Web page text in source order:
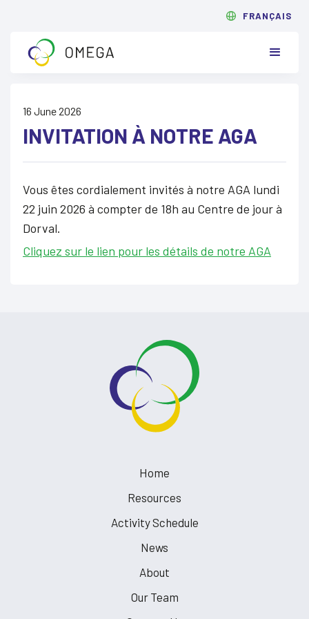
FRANÇAIS
16 June 2026
INVITATION À NOTRE AGA
Vous êtes cordialement invités à notre AGA lundi
22 juin 2026 à compter de 18h au Centre de jour à
Dorval.
Cliquez sur le lien pour les détails de notre AGA
Home
Resources
Activity Schedule
News
About
Our Team